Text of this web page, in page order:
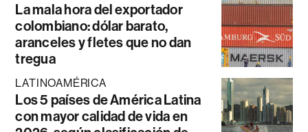
La mala hora del exportador
colombiano: dólar barato,
aranceles y fletes que no dan
tregua
LATINOAMÉRICA
Los 5 países de América Latina
con mayor calidad de vida en